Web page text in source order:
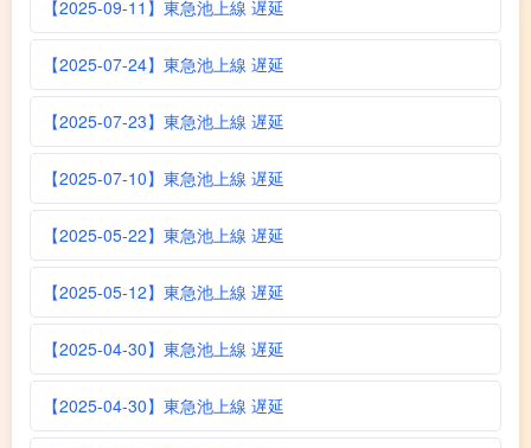
【2025-09-11】東急池上線 遅延
【2025-07-24】東急池上線 遅延
【2025-07-23】東急池上線 遅延
【2025-07-10】東急池上線 遅延
【2025-05-22】東急池上線 遅延
【2025-05-12】東急池上線 遅延
【2025-04-30】東急池上線 遅延
【2025-04-30】東急池上線 遅延